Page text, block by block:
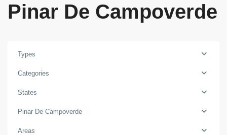
Pinar De Campoverde
Types
Categories
States
Pinar De Campoverde
Areas
Costa
Blanca